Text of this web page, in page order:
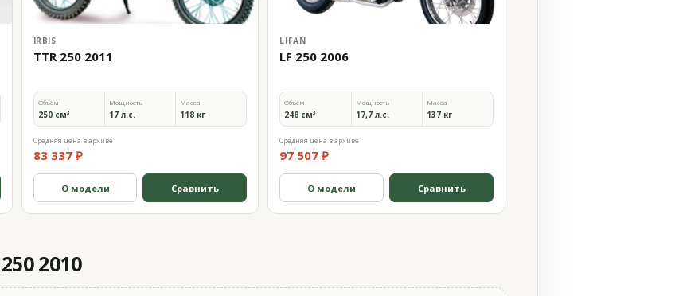
IRBIS
TTR 250 2011
Объём
250 см³
Мощность
17 л.с.
Масса
118 кг
Средняя цена в архиве
83 337 ₽
О модели Сравнить
LIFAN
LF 250 2006
Объём
248 см³
Мощность
17,7 л.с.
Масса
137 кг
Средняя цена в архиве
97 507 ₽
О модели Сравнить
2010